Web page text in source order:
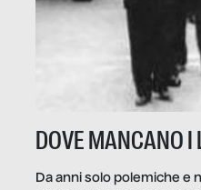
DOVE MANCANO I
Da anni solo polemiche e